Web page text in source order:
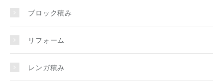
ブロック積み
リフォーム
レンガ積み